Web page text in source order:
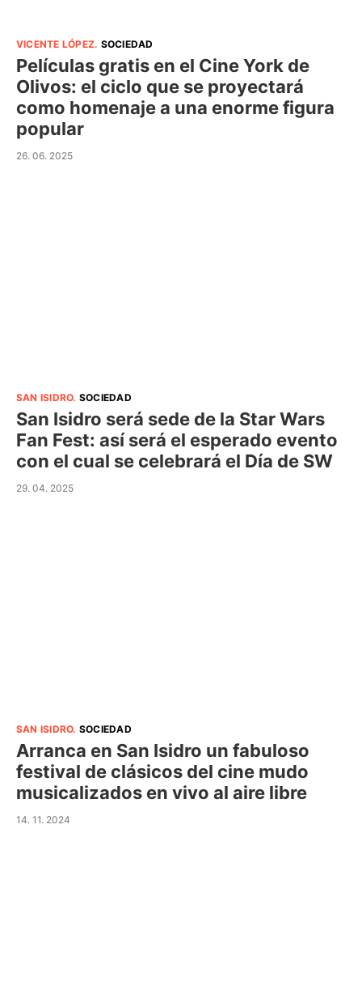
VICENTE LÓPEZ. SOCIEDAD
Películas gratis en el Cine York de
Olivos: el ciclo que se proyectará
como homenaje a una enorme figura
popular
26. 06. 2025
SAN ISIDRO. SOCIEDAD
San Isidro será sede de la Star Wars
Fan Fest: así será el esperado evento
con el cual se celebrará el Día de SW
29. 04. 2025
SAN ISIDRO. SOCIEDAD
Arranca en San Isidro un fabuloso
festival de clásicos del cine mudo
musicalizados en vivo al aire libre
14. 11. 2024